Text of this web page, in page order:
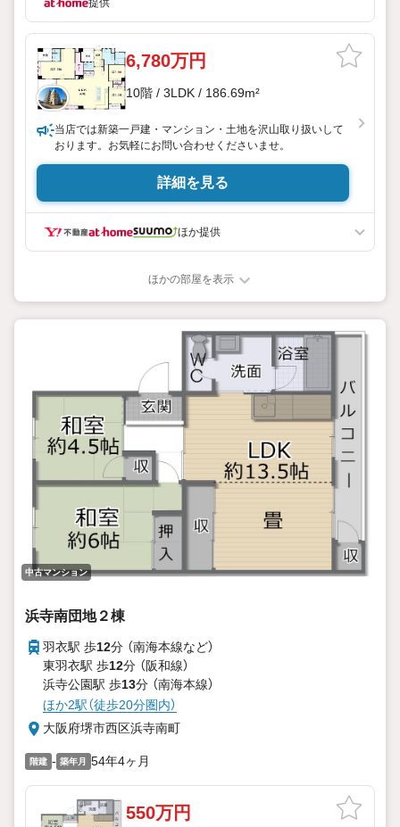
6,780万円
10階 / 3LDK / 186.69m²
当店では新築一戸建・マンション・土地を沢山取り扱いして
おります。お気軽にお問い合わせくださいませ。
詳細を見る
ほか提供
ほかの部屋を表示
中古マンション
浜寺南団地２棟
羽衣駅 歩12分 （南海本線など）
東羽衣駅 歩12分 （阪和線）
浜寺公園駅 歩13分 （南海本線）
ほか2駅（徒歩20分圏内）
大阪府堺市西区浜寺南町
階建 - 築年月 54年4ヶ月
550万円